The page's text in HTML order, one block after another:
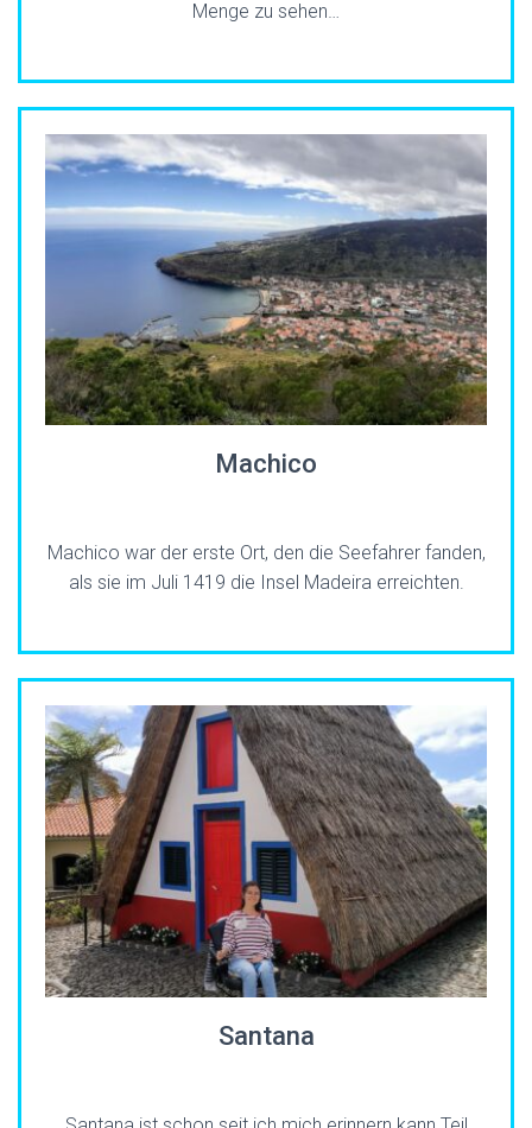
Menge zu sehen…
Machico
Machico war der erste Ort, den die Seefahrer fanden,
als sie im Juli 1419 die Insel Madeira erreichten.
Santana